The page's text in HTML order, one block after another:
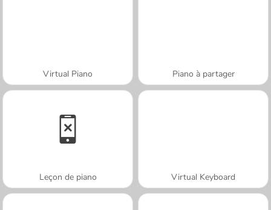
Virtual Piano Piano à partager
Leçon de piano Virtual Keyboard